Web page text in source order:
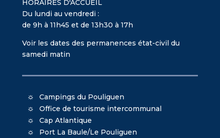
HORAIRES D'ACCUEIL
Du lundi au vendredi :
de 9h à 11h45 et de 13h30 à 17h
Voir les dates des permanences état-civil du
samedi matin
Campings du Pouliguen
Office de tourisme intercommunal
Cap Atlantique
Port La Baule/Le Pouliguen